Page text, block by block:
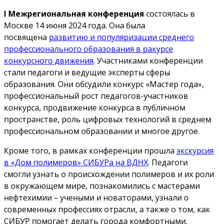
I Межрегиональная конференция состоялась в
Москве 14 июня 2024 года. Она была
посвящена развитию и популяризации среднего
профессионального образования в ракурсе
конкурсного движения. Участниками конференции
стали педагоги и ведущие эксперты сферы
образования. Они обсудили конкурс «Мастер года»,
профессиональный рост педагогов-участников
конкурса, продвижение конкурса в публичном
пространстве, роль цифровых технологий в среднем
профессиональном образовании и многое другое.
Кроме того, в рамках конференции прошла экскурсия
в «Дом полимеров» СИБУРа на ВДНХ. Педагоги
смогли узнать о происхождении полимеров и их роли
в окружающем мире, познакомились с мастерами
нефтехимии – учеными и новаторами, узнали о
современных профессиях отрасли, а также о том, как
СИБУР помогает делать города комфортными.